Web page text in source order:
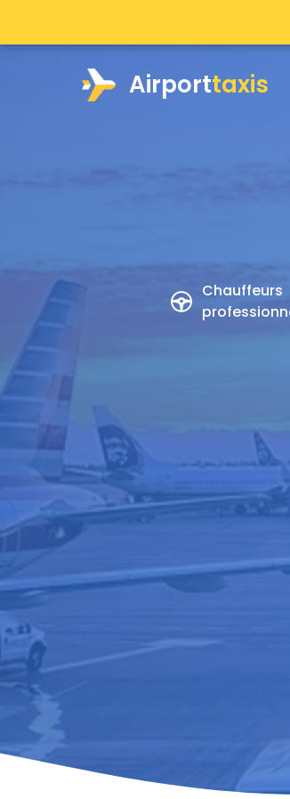
Airporttaxis
Chauffeurs